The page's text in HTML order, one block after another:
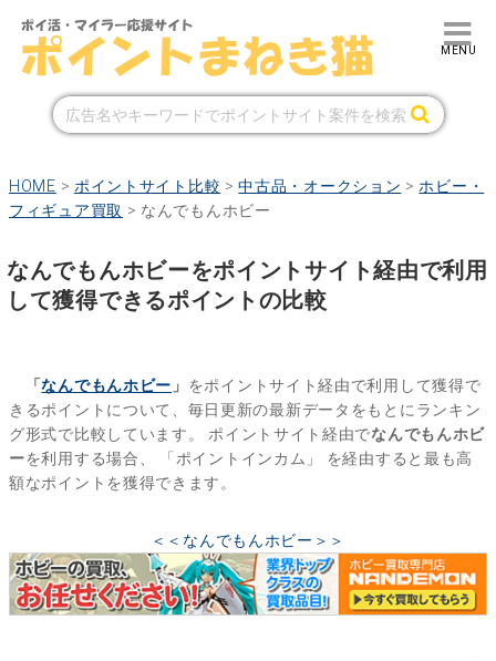
HOME > ポイントサイト比較 >中古品・オークション > ホビー・
フィギュア買取 > なんでもんホビー
なんでもんホビーをポイントサイト経由で利用
して獲得できるポイントの比較
「なんでもんホビー 」 をポイントサイト経由で利用して獲得で
きるポイントについて、毎日更新の最新データをもとにランキン
グ形式で比較しています。 ポイントサイト経由でなんでもんホビ
ーを利用する場合、 「ポイントインカム」
を経由すると最も高
額なポイントを獲得できます。
＜＜なんでもんホビー＞＞